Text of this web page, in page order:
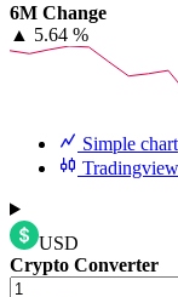
6M Change
▲ 5.64 %
Simple chart
USD
Crypto Converter